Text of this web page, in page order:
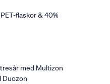
flaskor & 40%
med Multizon
Duozon